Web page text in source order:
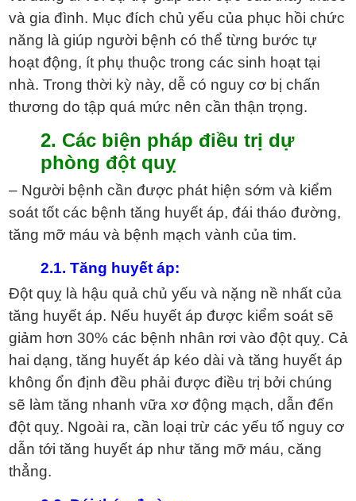
và gia đình. Mục đích chủ yếu của phục hồi chức
năng là giúp người bệnh có thể từng bước tự
hoạt động, ít phụ thuộc trong các sinh hoạt tại
nhà. Trong thời kỳ này, dễ có nguy cơ bị chấn
thương do tập quá mức nên cần thận trọng.
2. Các biện pháp điều trị dự
phòng đột quỵ
– Người bệnh cần được phát hiện sớm và kiểm
soát tốt các bệnh tăng huyết áp, đái tháo đường,
tăng mỡ máu và bệnh mạch vành của tim.
2.1. Tăng huyết áp:
Đột quỵ là hậu quả chủ yếu và nặng nề nhất của
tăng huyết áp. Nếu huyết áp được kiểm soát sẽ
giảm hơn 30% các bệnh nhân rơi vào đột quỵ. Cả
hai dạng, tăng huyết áp kéo dài và tăng huyết áp
không ổn định đều phải được điều trị bởi chúng
sẽ làm tăng nhanh vữa xơ động mạch, dẫn đến
đột quỵ. Ngoài ra, cần loại trừ các yếu tố nguy cơ
dẫn tới tăng huyết áp như tăng mỡ máu, căng
thẳng.